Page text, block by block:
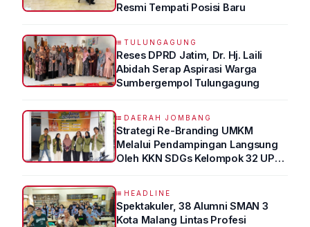
Resmi Tempati Posisi Baru
TULUNGAGUNG
Reses DPRD Jatim, Dr. Hj. Laili
Abidah Serap Aspirasi Warga
Sumbergempol Tulungagung
DAERAH JOMBANG
Strategi Re-Branding UMKM
Melalui Pendampingan Langsung
Oleh KKN SDGs Kelompok 32 UPN
HEADLINE
Spektakuler, 38 Alumni SMAN 3
Kota Malang Lintas Profesi